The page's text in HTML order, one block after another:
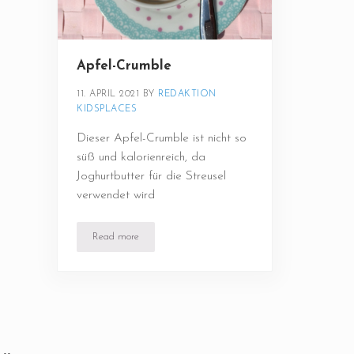
Apfel-Crumble
11. APRIL 2021 BY REDAKTION
KIDSPLACES
Dieser Apfel-Crumble ist nicht so
süß und kalorienreich, da
Joghurtbutter für die Streusel
verwendet wird
Read moreApfel-Crumble